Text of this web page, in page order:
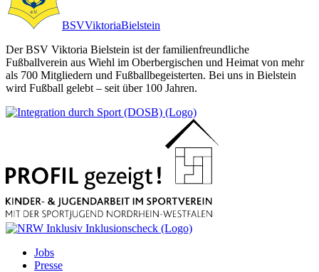
BSVViktoriaBielstein
Der BSV Viktoria Bielstein ist der familienfreundliche
Fußballverein aus Wiehl im Oberbergischen und Heimat von mehr
als 700 Mitgliedern und Fußballbegeisterten. Bei uns in Bielstein
wird Fußball gelebt – seit über 100 Jahren.
Jobs
Presse